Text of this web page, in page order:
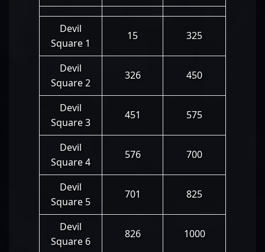
Devil
Square 1
15 325
Devil
Square 2
326 450
Devil
Square 3
451 575
Devil
Square 4
576 700
Devil
Square 5
701 825
Devil
Square 6
826 1000